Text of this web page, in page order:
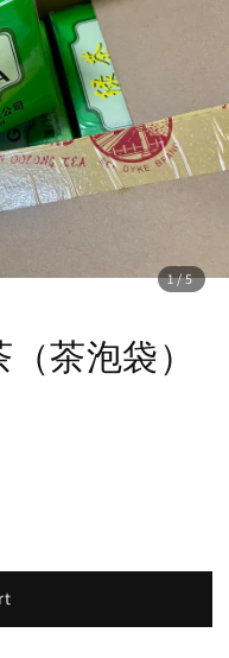
1/5
茶泡袋）